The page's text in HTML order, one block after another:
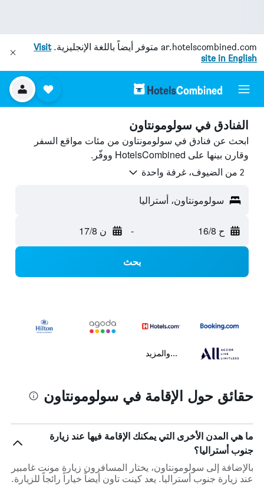
ar.hotelscombined.com متوفر أيضاً باللغة الإنجليزية.Visit
site in English
الفنادق في سولومونتاون
ابحث عن فنادق في سولومونتاون من مئات مواقع السفر
وقارن بينها على HotelsCombined ووفّر.
2 من الضيوف، غرفة واحدة
سولومونتاون، أستراليا
ح 16/8 - ن 17/8
بحث
...والمزيد
حقائق حول الإقامة في سولومونتاون
ما هي المدن الأخرى التي يمكنك الإقامة فيها عند زيارة
جنوب أستراليا؟
بالإضافة إلى سولومونتاون، يختار المسافرون زيارة مونت غامبير
عند زيارة جنوب أستراليا. يعد كينت تاون أيضاً خياراً رائجاً للزيارة.